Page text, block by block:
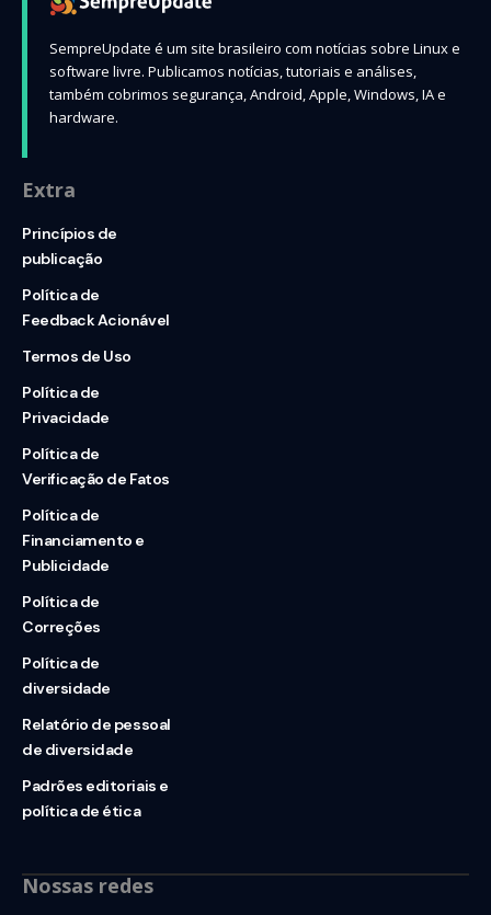
SempreUpdate é um site brasileiro com notícias sobre Linux e
software livre. Publicamos notícias, tutoriais e análises,
também cobrimos segurança, Android, Apple, Windows, IA e
hardware.
Extra
Princípios de
publicação
Política de
Feedback Acionável
Termos de Uso
Política de
Privacidade
Política de
Verificação de Fatos
Política de
Financiamento e
Publicidade
Política de
Correções
Política de
diversidade
Relatório de pessoal
de diversidade
Padrões editoriais e
política de ética
Nossas redes